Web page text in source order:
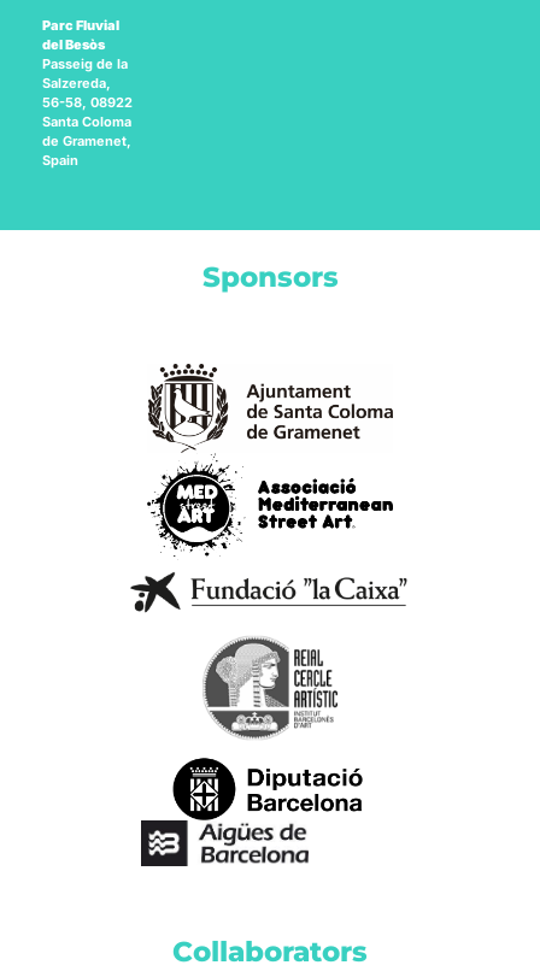
Parc Fluvial
del Besòs
Passeig de la
Salzereda,
56-58, 08922
Santa Coloma
de Gramenet,
Spain
Sponsors
Collaborators